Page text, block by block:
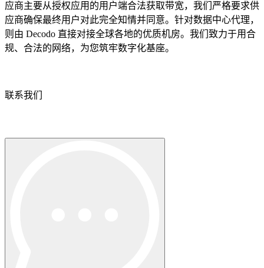
应商主要从授权应用的用户端合法获取带宽，我们严格要求供
应商确保最终用户对此完全知情并同意。针对数据中心代理，
则由 Decodo 直接对接全球各地的优质机房。我们致力于用合
规、合法的网络，为您筑牢数字化基座。
联系我们